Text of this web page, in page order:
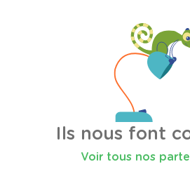
Ils nous font
Voir tous nos